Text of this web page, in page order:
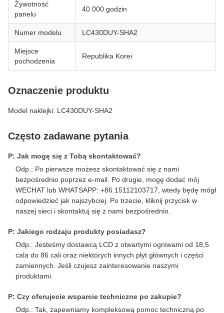
Żywotność
panelu
40 000 godzin
Numer modelu LC430DUY-SHA2
Miejsce
pochodzenia
Republika Korei
Oznaczenie produktu
Model naklejki: LC430DUY-SHA2
Często zadawane pytania
P: Jak mogę się z Tobą skontaktować?
Odp.: Po pierwsze możesz skontaktować się z nami
bezpośrednio poprzez e-mail. Po drugie, mogę dodać mój
WECHAT lub WHATSAPP: +86 15112103717, wtedy będę mógł
odpowiedzieć jak najszybciej. Po trzecie, kliknij przycisk w
naszej sieci i skontaktuj się z nami bezpośrednio.
P: Jakiego rodzaju produkty posiadasz?
Odp.: Jesteśmy dostawcą LCD z otwartymi ogniwami od 18,5
cala do 86 cali oraz niektórych innych płyt głównych i części
zamiennych. Jeśli czujesz zainteresowanie naszymi
produktami.
P: Czy oferujecie wsparcie techniczne po zakupie?
Odp.: Tak, zapewniamy kompleksową pomoc techniczną po